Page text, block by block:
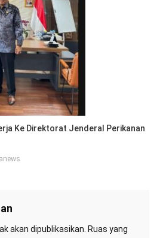
Ke Direktorat Jenderal Perikanan
akan dipublikasikan. Ruas yang